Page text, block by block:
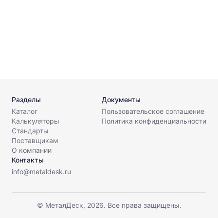
Разделы
Каталог
Калькуляторы
Стандарты
Поставщикам
О компании
Документы
Пользовательское соглашение
Политика конфиденциальности
Контакты
info@metaldesk.ru
© МеталДеск, 2026. Все права защищены.